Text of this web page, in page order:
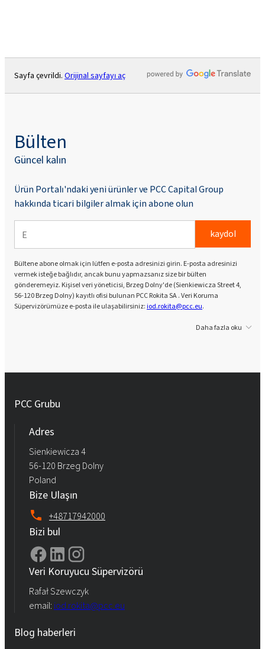
Sayfa çevrildi. Orijinal sayfayı aç
Bülten
Güncel kalın
Ürün Portalı'ndaki yeni ürünler ve PCC Capital Group
hakkında ticari bilgiler almak için abone olun
kaydol
Bültene abone olmak için lütfen e-posta adresinizi girin. E-posta adresinizi
vermek isteğe bağlıdır, ancak bunu yapmazsanız size bir bülten
gönderemeyiz. Kişisel veri yöneticisi, Brzeg Dolny'de (Sienkiewicza Street 4,
56-120 Brzeg Dolny) kayıtlı ofisi bulunan PCC Rokita SA . Veri Koruma
Süpervizörümüze e-posta ile ulaşabilirsiniz:iod.rokita@pcc.eu.
Daha fazla oku
PCC Grubu
Adres
Sienkiewicza 4
56-120 Brzeg Dolny
Poland
Bize Ulaşın
+48717942000
Bizi bul
Veri Koruyucu Süpervizörü
Rafał Szewczyk
email: iod.rokita@pcc.eu
Blog haberleri